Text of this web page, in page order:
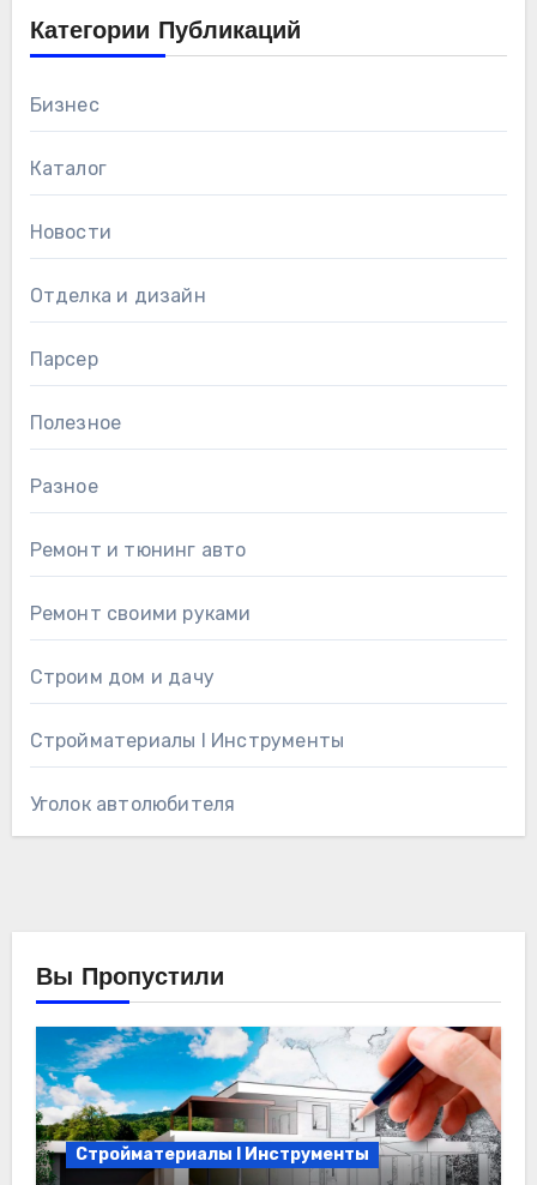
Категории Публикаций
Бизнес
Каталог
Новости
Отделка и дизайн
Парсер
Полезное
Разное
Ремонт и тюнинг авто
Ремонт своими руками
Строим дом и дачу
Стройматериалы l Инструменты
Уголок автолюбителя
Вы Пропустили
Стройматериалы l Инструменты